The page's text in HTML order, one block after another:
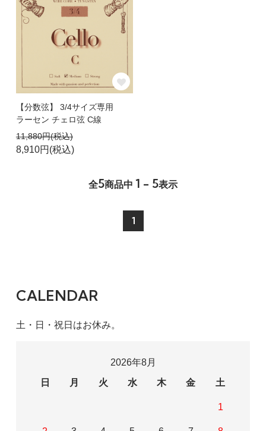
【分数弦】 3/4サイズ専用
ラーセン チェロ弦 C線
11,880円(税込)
8,910円(税込)
全5商品中 1 - 5表示
1
CALENDAR
土・日・祝日はお休み。
2026年8月
日
月 火 水 木 金 土
1